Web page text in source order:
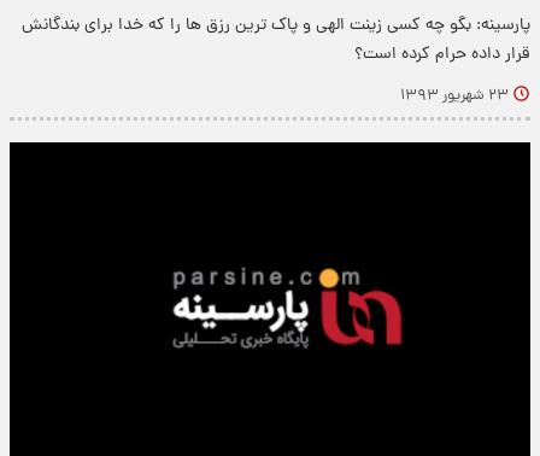
پارسینه: بگو چه کسی زینت الهی و پاک ترین رزق ها را که خدا برای بندگانش
قرار داده حرام کرده است؟
۲۳ شهریور ۱۳۹۳